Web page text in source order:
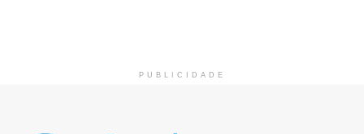
PUBLICIDADE